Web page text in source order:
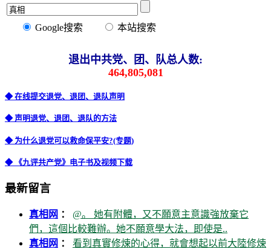
Google搜索 本站搜索
退出中共党、团、队总人数:
464,805,081
◆ 在线提交退党、退团、退队声明
◆ 声明退党、退团、退队的方法
◆ 为什么退党可以救命保平安?(专题)
◆ 《九评共产党》电子书及视频下载
最新留言
真相网 ： @。 她有附體，又不願意主意識強放棄它
們，這個比較難辦。她不願意學大法，即使是..
真相网 ： 看到真實修煉的心得，就會想起以前大陸修煉